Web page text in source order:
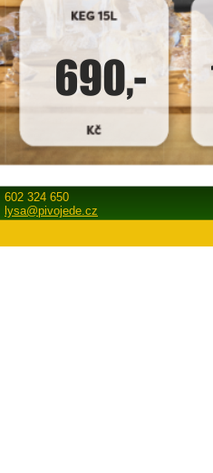
602 324 650
lysa@pivojede.cz